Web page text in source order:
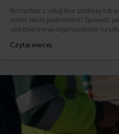
Korzystasz z usług biur podróży lub
jesteś takim podmiotem? Sprawdź,
ubezpieczenia organizatorów
Czytaj więcej